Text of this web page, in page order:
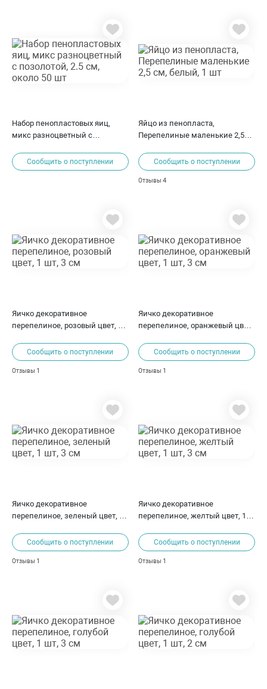
Набор пенопластовых яиц,
микс разноцветный с
Сообщить о поступлении
Яйцо из пенопласта,
Перепелиные маленькие 2,5
Сообщить о поступлении
Отзывы4
Яичко декоративное
перепелиное, розовый цвет, 1
Сообщить о поступлении
Отзывы 1
Яичко декоративное
перепелиное, оранжевый цвет,
Сообщить о поступлении
Отзывы 1
Яичко декоративное
перепелиное, зеленый цвет, 1
Сообщить о поступлении
Отзывы 1
Яичко декоративное
перепелиное, желтый цвет, 1
Сообщить о поступлении
Отзывы 1